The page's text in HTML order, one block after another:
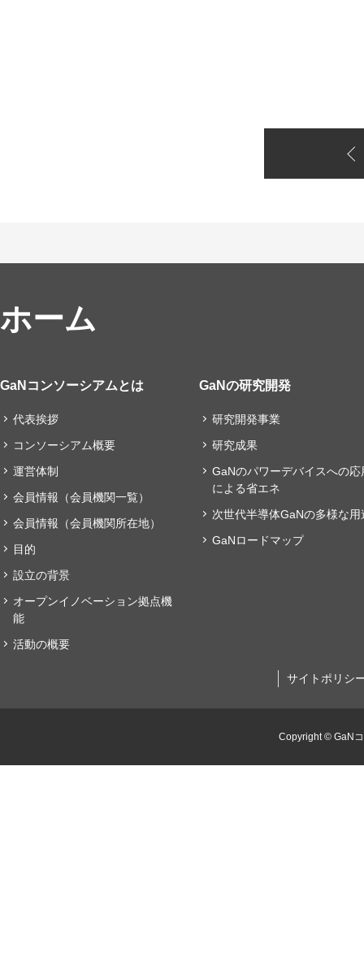
ホーム
GaNコンソーシアムとは
代表挨拶
コンソーシアム概要
運営体制
会員情報（会員機関一覧）
会員情報（会員機関所在地）
目的
設立の背景
オープンイノベーション拠点機
能
活動の概要
GaNの研究開発
研究開発事業
研究成果
GaNのパワーデバイスへの応
による省エネ
次世代半導体GaNの多様な用
GaNロードマップ
サイトポリシ
Copyright © GaN